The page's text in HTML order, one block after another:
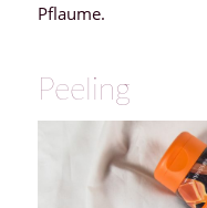
Pflaume.
Peeling